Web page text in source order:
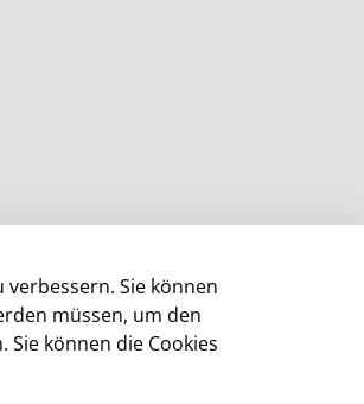
Sie können
müssen, um den
können die Cookies